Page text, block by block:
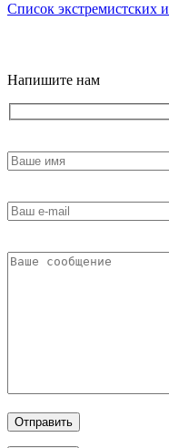
Список экстремистских
Напишите нам